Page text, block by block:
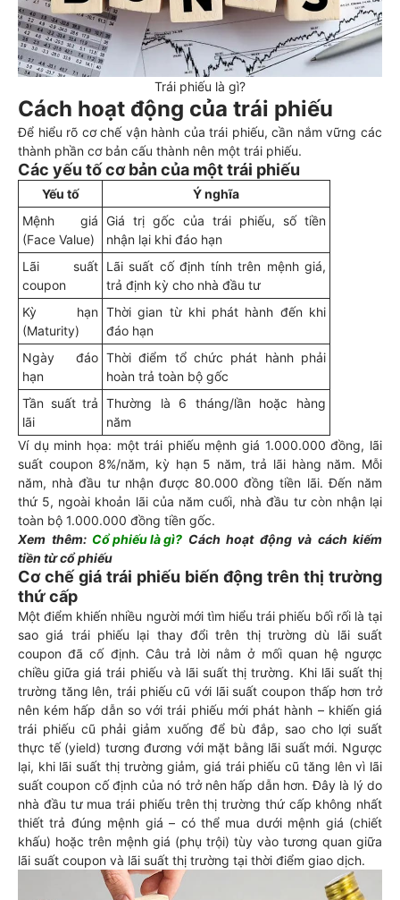
Trái phiếu là gì?
Cách hoạt động của trái phiếu
Để hiểu rõ cơ chế vận hành của trái phiếu, cần nắm vững các
thành phần cơ bản cấu thành nên một trái phiếu.
Các yếu tố cơ bản của một trái phiếu
Yếu tố
Ý nghĩa
Mệnh giá
(Face Value)
Giá trị gốc của trái phiếu, số tiền
nhận lại khi đáo hạn
Lãi suất
coupon
Lãi suất cố định tính trên mệnh giá,
trả định kỳ cho nhà đầu tư
Kỳ hạn
(Maturity)
Thời gian từ khi phát hành đến khi
đáo hạn
Ngày đáo
hạn
Thời điểm tổ chức phát hành phải
hoàn trả toàn bộ gốc
Tần suất trả
lãi
Thường là 6 tháng/lần hoặc hàng
năm
Ví dụ minh họa: một trái phiếu mệnh giá 1.000.000 đồng, lãi
suất coupon 8%/năm, kỳ hạn 5 năm, trả lãi hàng năm. Mỗi
năm, nhà đầu tư nhận được 80.000 đồng tiền lãi. Đến năm
thứ 5, ngoài khoản lãi của năm cuối, nhà đầu tư còn nhận lại
toàn bộ 1.000.000 đồng tiền gốc.
Xem thêm: Cổ phiếu là gì? Cách hoạt động và cách kiếm
tiền từ cổ phiếu
Cơ chế giá trái phiếu biến động trên thị trường
thứ cấp
Một điểm khiến nhiều người mới tìm hiểu trái phiếu bối rối là tại
sao giá trái phiếu lại thay đổi trên thị trường dù lãi suất
coupon đã cố định. Câu trả lời nằm ở mối quan hệ ngược
chiều giữa giá trái phiếu và lãi suất thị trường. Khi lãi suất thị
trường tăng lên, trái phiếu cũ với lãi suất coupon thấp hơn trở
nên kém hấp dẫn so với trái phiếu mới phát hành – khiến giá
trái phiếu cũ phải giảm xuống để bù đắp, sao cho lợi suất
thực tế (yield) tương đương với mặt bằng lãi suất mới. Ngược
lại, khi lãi suất thị trường giảm, giá trái phiếu cũ tăng lên vì lãi
suất coupon cố định của nó trở nên hấp dẫn hơn. Đây là lý do
nhà đầu tư mua trái phiếu trên thị trường thứ cấp không nhất
thiết trả đúng mệnh giá – có thể mua dưới mệnh giá (chiết
khấu) hoặc trên mệnh giá (phụ trội) tùy vào tương quan giữa
lãi suất coupon và lãi suất thị trường tại thời điểm giao dịch.